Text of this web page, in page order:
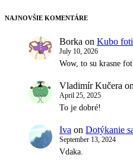
NAJNOVŠIE KOMENTÁRE
Borka on Kubo
July 10, 2026
Wow, to su krasne
Vladimír Kučera on
April 25, 2025
To je dobré!
Iva on Dotýkanie
September 13, 2024
Vdaka.